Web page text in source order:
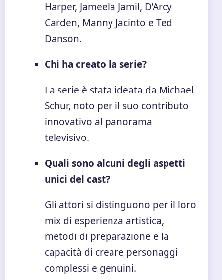
Harper, Jameela Jamil, D’Arcy
Carden, Manny Jacinto e Ted
Danson.
Chi ha creato la serie?
La serie è stata ideata da Michael
Schur, noto per il suo contributo
innovativo al panorama
televisivo.
Quali sono alcuni degli aspetti
unici del cast?
Gli attori si distinguono per il loro
mix di esperienza artistica,
metodi di preparazione e la
capacità di creare personaggi
complessi e genuini.